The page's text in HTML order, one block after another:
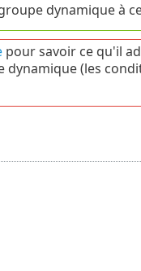
dynamique à
pour savoir ce qu'il
(les